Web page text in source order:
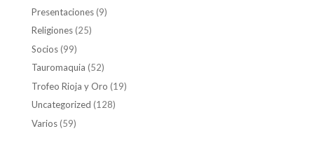
Presentaciones(9)
Religiones(25)
Socios(99)
Tauromaquia (52)
Trofeo Rioja y Oro (19)
Uncategorized (128)
Varios(59)